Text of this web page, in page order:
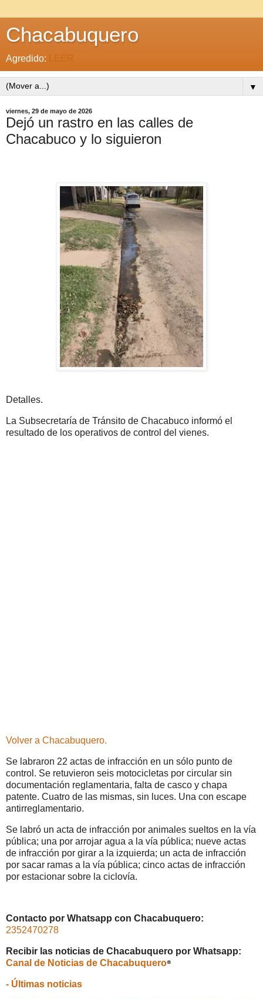
Chacabuquero
Agredido: LEER
▼
viernes, 29 de mayo de 2026
Dejó un rastro en las calles de
Chacabuco y lo siguieron
Detalles.
La Subsecretaría de Tránsito de Chacabuco informó el
resultado de los operativos de control del vienes.
Volver a Chacabuquero.
Se labraron 22 actas de infracción en un sólo punto de
control. Se retuvieron seis motocicletas por circular sin
documentación reglamentaria, falta de casco y chapa
patente. Cuatro de las mismas, sin luces. Una con escape
antirreglamentario.
Se labró un acta de infracción por animales sueltos en la vía
pública; una por arrojar agua a la vía pública; nueve actas
de infracción por girar a la izquierda; un acta de infracción
por sacar ramas a la vía pública; cinco actas de infracción
por estacionar sobre la ciclovía.
Contacto por Whatsapp con Chacabuquero:
2352470278
Recibir las noticias de Chacabuquero por Whatsapp:
Canal de Noticias de Chacabuquero⁸
- Últimas noticias